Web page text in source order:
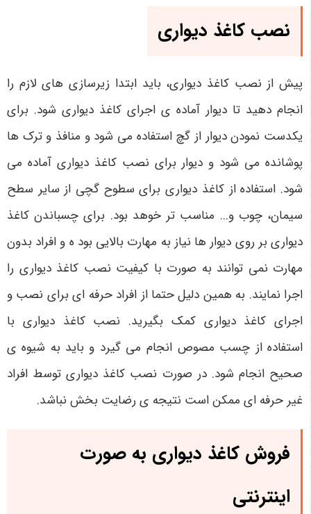
نصب کاغذ دیواری
پیش از نصب کاغذ دیواری، باید ابتدا زیرسازی های لازم را
انجام دهید تا دیوار آماده ی اجرای کاغذ دیواری شود. برای
یکدست نمودن دیوار از گچ استفاده می شود و منافذ و ترک ها
پوشانده می شود و دیوار برای نصب کاغذ دیواری آماده می
شود. استفاده از کاغذ دیواری برای سطوح گچی از سایر سطح
سیمان، چوب و... مناسب تر خوهد بود. برای چسباندن کاغذ
دیواری بر روی دیوار ها نیاز به مهارت بالایی بود ه و افراد بدون
مهارت نمی توانند به صورت با کیفیت نصب کاغذ دیواری را
اجرا نمایند. به همین دلیل حتما از افراد حرفه ای برای نصب و
اجرای کاغذ دیواری کمک بگیرید. نصب کاغذ دیواری با
استفاده از چسب مصوص انجام می گیرد و باید به شیوه ی
صحیح انجام شود. در صورت نصب کاغذ دیواری توسط افراد
غیر حرفه ای ممکن است نتیجه ی رضایت بخش نباشد.
فروش کاغذ دیواری به صورت
اینترنتی